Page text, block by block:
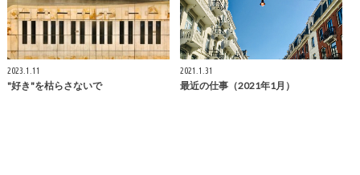
2023.1.11
"好き"を枯らさないで
2021.1.31
最近の仕事（2021年1月）